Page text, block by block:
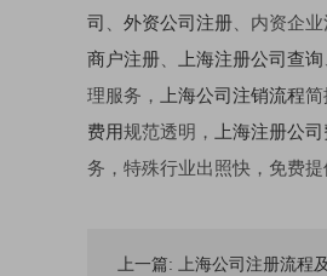
司 、 外资公司注册、内资企业
商户注册、 上海注册公司查询
理服务， 上海公司注销流程简
费用规范透明， 上海注册公司
务，特殊行业出照快，免费
上一篇: 上海公司注册流程